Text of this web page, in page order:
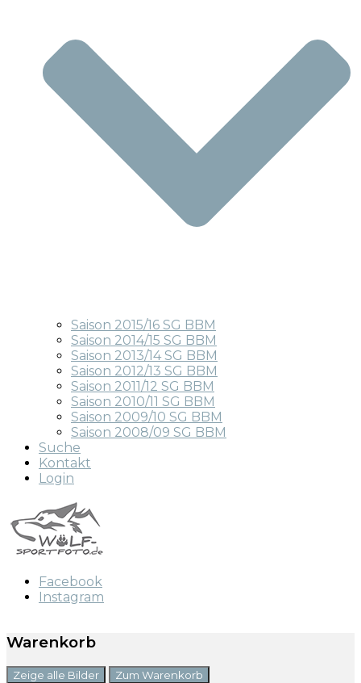
Saison 2015/16 SG BBM
Saison 2014/15 SG BBM
Saison 2013/14 SG BBM
Saison 2012/13 SG BBM
Saison 2011/12 SG BBM
Saison 2010/11 SG BBM
Saison 2009/10 SG BBM
Saison 2008/09 SG BBM
Suche
Kontakt
Login
Facebook
Instagram
Warenkorb
Zeige alle Bilder Zum Warenkorb